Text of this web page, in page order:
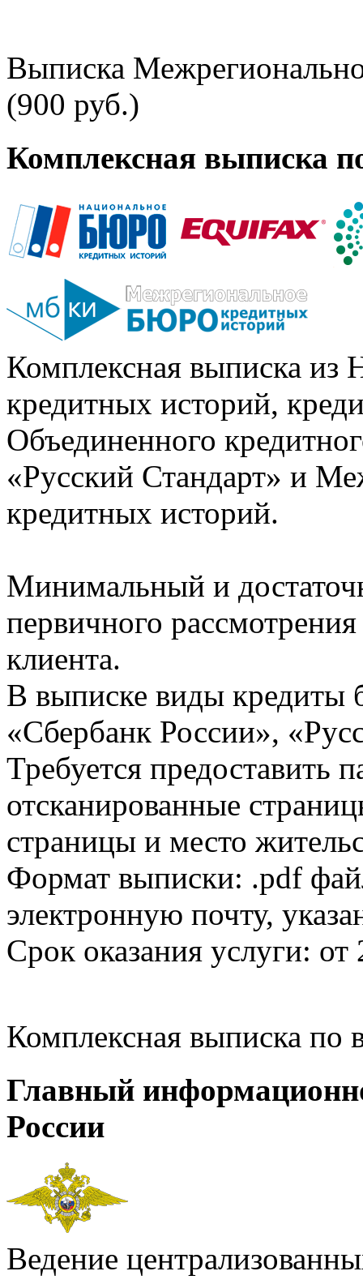
Выписка
(900 руб.)
Комплексная выписка
Комплексная выписка из
кредитных историй,
Объединенного
«Русский Стандарт» и
кредитных историй.
Минимальный и
первичного
клиента.
В выписке виды кредиты
«Сбербанк России»,
Требуется предоставить
отсканированные
страницы и место
Формат выписки: .pdf
электронную почту,
Срок оказания услуги: от
Комплексная выписка
Главный
России
Ведение